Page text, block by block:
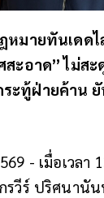
หมายทันเดด
ะอาด” ไม่ส
ะทู้ฝ่ายค้าน
- เมื่อเวลา
รวีร์ ปริศนานัน